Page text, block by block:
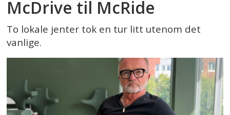
McDrive til McRide
To lokale jenter tok en tur litt utenom det
vanlige.